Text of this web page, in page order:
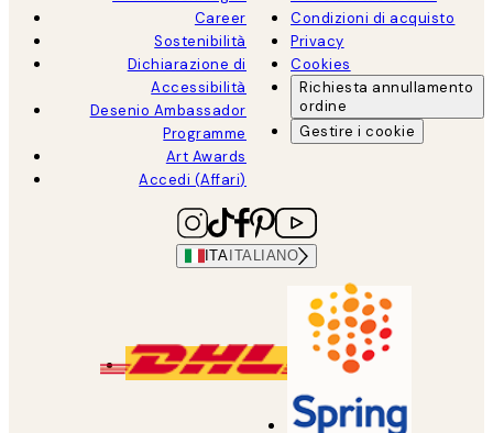
Career
Sostenibilità
Dichiarazione di
Accessibilità
Desenio Ambassador
Programme
Art Awards
Accedi (Affari)
Condizioni di acquisto
Privacy
Cookies
Richiesta annullamento
ordine
Gestire i cookie
ITA ITALIANO